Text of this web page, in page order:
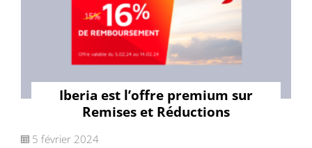
Iberia est l’offre premium sur
Remises et Réductions
5 février 2024